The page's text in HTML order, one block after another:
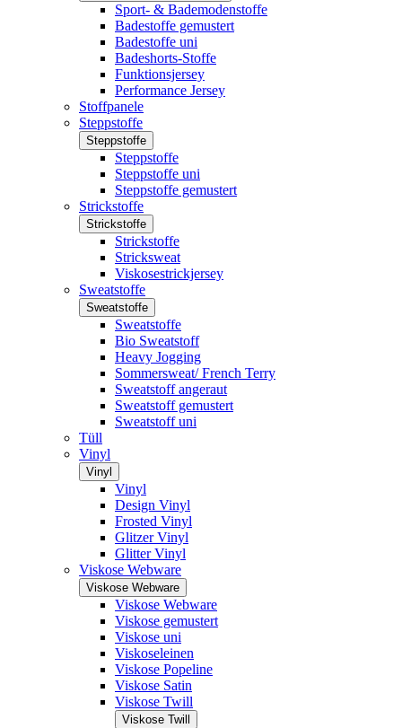
Sport- & Bademodenstoffe
Badestoffe gemustert
Badestoffe uni
Badeshorts-Stoffe
Funktionsjersey
Performance Jersey
Stoffpanele
Steppstoffe
Steppstoffe
Steppstoffe
Steppstoffe uni
Steppstoffe gemustert
Strickstoffe
Strickstoffe
Strickstoffe
Stricksweat
Viskosestrickjersey
Sweatstoffe
Sweatstoffe
Sweatstoffe
Bio Sweatstoff
Heavy Jogging
Sommersweat/ French Terry
Sweatstoff angeraut
Sweatstoff gemustert
Sweatstoff uni
Tüll
Vinyl
Vinyl
Vinyl
Design Vinyl
Frosted Vinyl
Glitzer Vinyl
Glitter Vinyl
Viskose Webware
Viskose Webware
Viskose Webware
Viskose gemustert
Viskose uni
Viskoseleinen
Viskose Popeline
Viskose Satin
Viskose Twill
Viskose Twill